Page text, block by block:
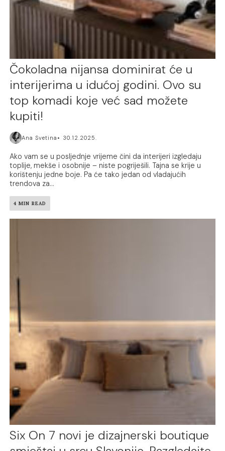
Čokoladna nijansa dominirat će u
interijerima u idućoj godini. Ovo su
top komadi koje već sad možete
kupiti!
Ana Svetina 30.12.2025.
Ako vam se u posljednje vrijeme čini da interijeri izgledaju
toplije, mekše i osobnije – niste pogriješili. Tajna se krije u
korištenju jedne boje. Pa će tako jedan od vladajućih
trendova za...
4 MIN READ
Six On 7 novi je dizajnerski boutique